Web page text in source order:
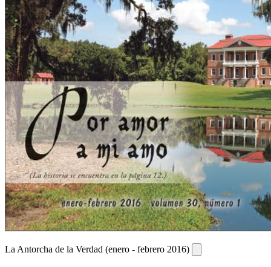
La Antorcha de la Verdad (enero - febrero 2016)